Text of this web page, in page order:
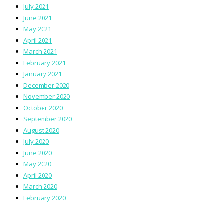
July 2021
June 2021
May 2021
April 2021
March 2021
February 2021
January 2021
December 2020
November 2020
October 2020
September 2020
August 2020
July 2020
June 2020
May 2020
April 2020
March 2020
February 2020